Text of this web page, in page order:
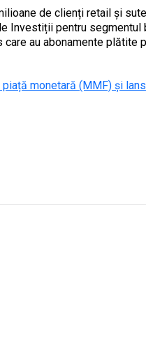
de clienți retail și
Investiții pentru segmentul
au abonamente plătite
monetară (MMF) și